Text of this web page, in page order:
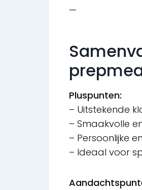
—
Pluspunten:
– Uitstekende
– Smaakvolle
– Persoonlijke
– Ideaal voor